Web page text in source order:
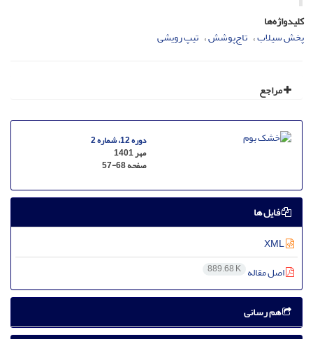
کلیدواژه‌ها
پخش سیلاب تاج‌پوشش تیپ رویشی
مراجع
دوره 12، شماره 2
مهر 1401
صفحه57-68
فایل ها
اصل مقاله 889.68 K
هم رسانی